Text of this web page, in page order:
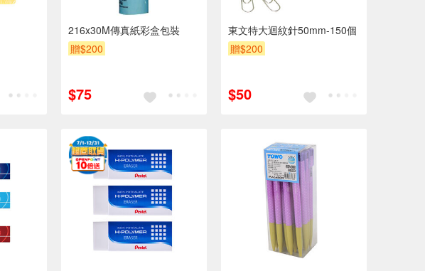
216x30M傳真紙彩盒包裝
贈$200
$75
東文特大迴紋針50mm-150個
贈$200
$50